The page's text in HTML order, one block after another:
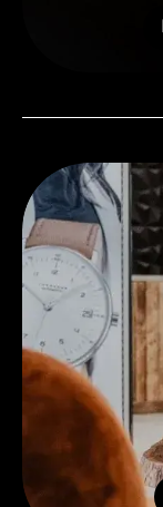
Besuchen Sie uns